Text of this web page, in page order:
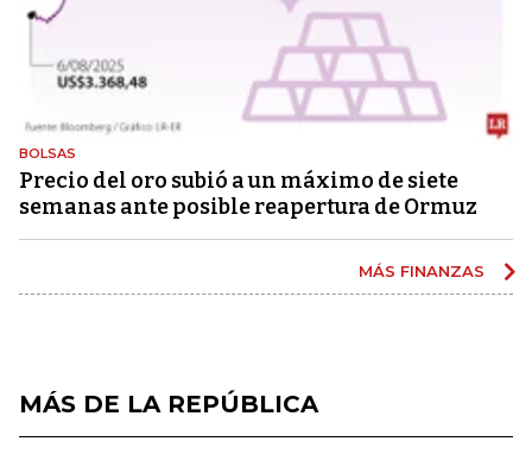
BOLSAS
Precio del oro subió a un máximo de siete
semanas ante posible reapertura de Ormuz
MÁS FINANZAS
MÁS DE LA REPÚBLICA